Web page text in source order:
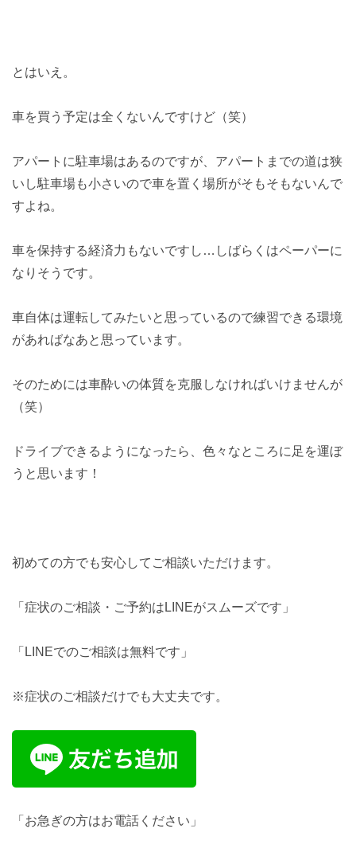
とはいえ。
車を買う予定は全くないんですけど（笑）
アパートに駐車場はあるのですが、アパートまでの道は狭
いし駐車場も小さいので車を置く場所がそもそもないんで
すよね。
車を保持する経済力もないですし…しばらくはペーパーに
なりそうです。
車自体は運転してみたいと思っているので練習できる環境
があればなあと思っています。
そのためには車酔いの体質を克服しなければいけませんが
（笑）
ドライブできるようになったら、色々なところに足を運ぼ
うと思います！
初めての方でも安心してご相談いただけます。
「症状のご相談・ご予約はLINEがスムーズです」
「LINEでのご相談は無料です」
※症状のご相談だけでも大丈夫です。
「お急ぎの方はお電話ください」